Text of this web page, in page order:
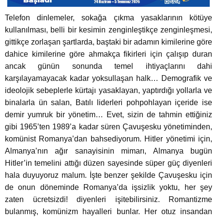
Telefon dinlemeler, sokağa çıkma yasaklarının kötüye
kullanılması, belli bir kesimin zenginleştikçe zenginleşmesi,
gittikçe zorlaşan şartlarda, baştaki bir adamın kimilerine göre
dahice kimilerine göre ahmakça fikirleri için çalışıp duran
ancak günün sonunda temel ihtiyaçlarını dahi
karşılayamayacak kadar yoksullaşan halk… Demografik ve
ideolojik sebeplerle kürtajı yasaklayan, yaptırdığı yollarla ve
binalarla ün salan, Batılı liderleri pohpohlayan içeride ise
demir yumruk bir yönetim… Evet, sizin de tahmin ettiğiniz
gibi 1965’ten 1989’a kadar süren Çavuşesku yönetiminden,
komünist Romanya’dan bahsediyorum. Hitler yönetimi için,
Almanya’nın ağır sanayisinin mimarı, Almanya bugün
Hitler’in temelini attığı düzen sayesinde süper güç diyenleri
hala duyuyoruz malum. İşte benzer şekilde Çavuşesku için
de onun döneminde Romanya’da işsizlik yoktu, her şey
zaten ücretsizdi! diyenleri işitebilirsiniz. Romantizme
bulanmış, komünizm hayalleri bunlar. Her otuz insandan